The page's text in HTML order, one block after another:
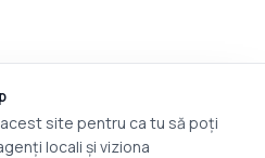
site pentru ca tu să poți
locali și viziona